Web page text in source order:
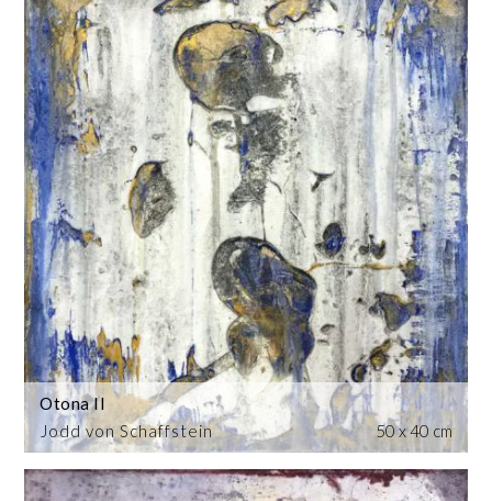
Jodd von Schaffstein
Otona II
50 x 40 cm